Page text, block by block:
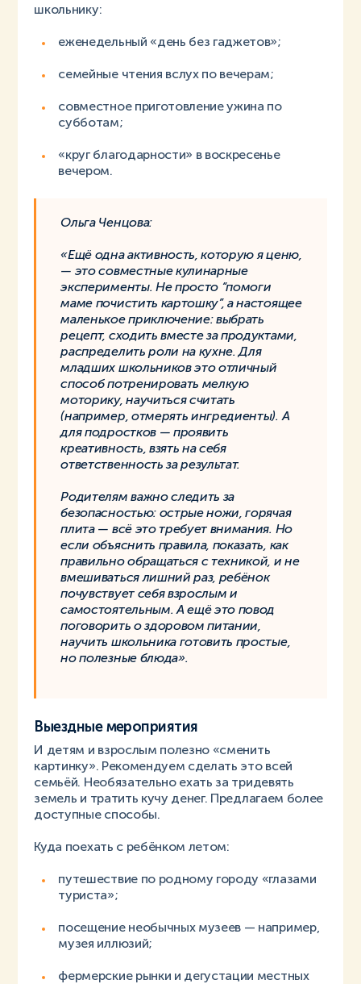
школьнику:
еженедельный «день без гаджетов»;
семейные чтения вслух по вечерам;
совместное приготовление ужина по
субботам;
«круг благодарности» в воскресенье
вечером.
Ольга Ченцова:
«Ещё одна активность, которую я ценю,
— это совместные кулинарные
эксперименты. Не просто “помоги
маме почистить картошку”, а настоящее
маленькое приключение: выбрать
рецепт, сходить вместе за продуктами,
распределить роли на кухне. Для
младших школьников это отличный
способ потренировать мелкую
моторику, научиться считать
(например, отмерять ингредиенты). А
для подростков — проявить
креативность, взять на себя
ответственность за результат.
Родителям важно следить за
безопасностью: острые ножи, горячая
плита — всё это требует внимания. Но
если объяснить правила, показать, как
правильно обращаться с техникой, и не
вмешиваться лишний раз, ребёнок
почувствует себя взрослым и
самостоятельным. А ещё это повод
поговорить о здоровом питании,
научить школьника готовить простые,
но полезные блюда».
Выездные мероприятия
И детям и взрослым полезно «сменить
картинку». Рекомендуем сделать это всей
семьёй. Необязательно ехать за тридевять
земель и тратить кучу денег. Предлагаем более
доступные способы.
Куда поехать с ребёнком летом:
путешествие по родному городу «глазами
туриста»;
посещение необычных музеев — например,
музея иллюзий;
фермерские рынки и дегустации местных